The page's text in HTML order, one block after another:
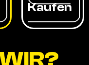
Kaufen